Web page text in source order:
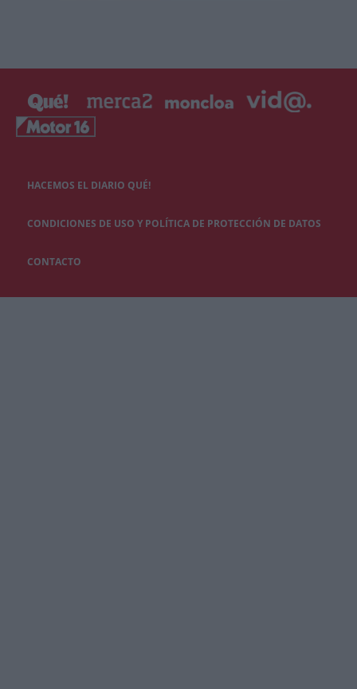
HACEMOS EL DIARIO QUÉ!
CONDICIONES DE USO Y POLÍTICA DE PROTECCIÓN DE DATOS
CONTACTO